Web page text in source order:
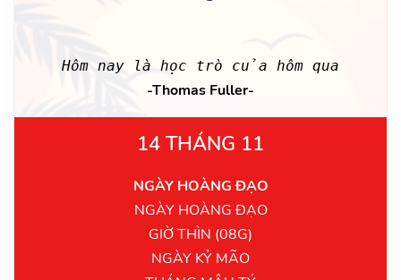
Hôm nay là học trò của hôm qua
-Thomas Fuller-
14 THÁNG 11
NGÀY HOÀNG ĐẠO
NGÀY HOÀNG ĐẠO
GIỜ THÌN (08G)
NGÀY KỶ MÃO